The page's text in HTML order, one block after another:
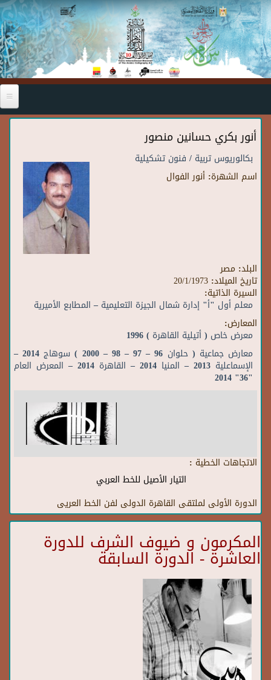
Skip to main content
أنور بكري حسانين منصور
بكالوريوس تربية / فنون تشكيلية
اسم الشهرة: أنور الفوال
البلد: مصر
تاريخ الميلاد: 20/1/1973
السيرة الذاتية:
معلم أول "أ" إدارة شمال الجيزة التعليمية – المطابع الأميرية
المعارض:
معرض خاص ( أتيلية القاهرة ) 1996
معارض جماعية ( حلوان 96 – 97 – 98 – 2000 ) سوهاج 2014 –
الإسماعلية 2013 – المنيا 2014 – القاهرة 2014 – المعرض العام
"36" 2014
الاتجاهات الخطية :
التيار الأصيل للخط العربي
الدورة الأولى لملتقى القاهرة الدولى لفن الخط العريى
المكرمون و ضيوف الشرف للدورة
العاشرة - الدورة السابقة